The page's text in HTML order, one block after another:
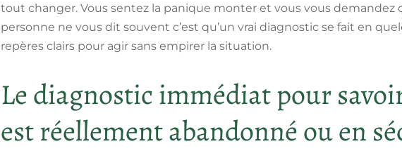
tout changer. Vous sentez la panique monter et vous vous demandez
personne ne vous dit souvent c’est qu’un vrai diagnostic se fait en
repères clairs pour agir sans empirer la situation.
Le diagnostic immédiat pour
est réellement abandonné ou en